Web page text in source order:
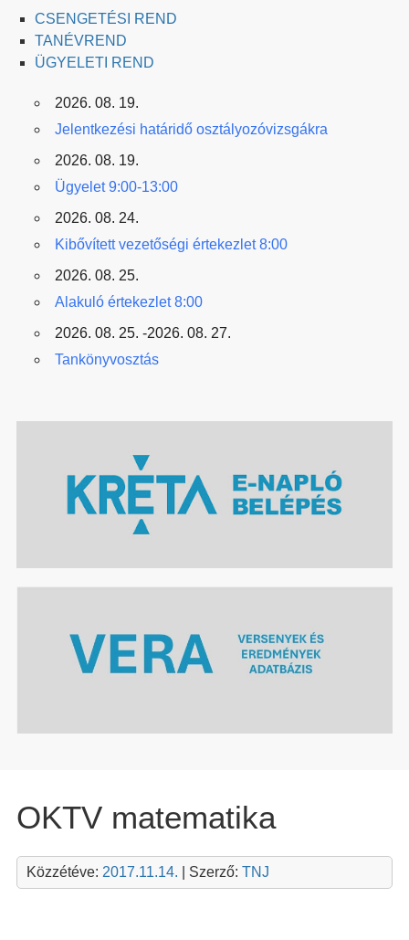
CSENGETÉSI REND
TANÉVREND
ÜGYELETI REND
2026. 08. 19.
Jelentkezési határidő osztályozóvizsgákra
2026. 08. 19.
Ügyelet 9:00-13:00
2026. 08. 24.
Kibővített vezetőségi értekezlet 8:00
2026. 08. 25.
Alakuló értekezlet 8:00
2026. 08. 25. -2026. 08. 27.
Tankönyvosztás
OKTV matematika
Közzétéve: 2017.11.14. | Szerző: TNJ